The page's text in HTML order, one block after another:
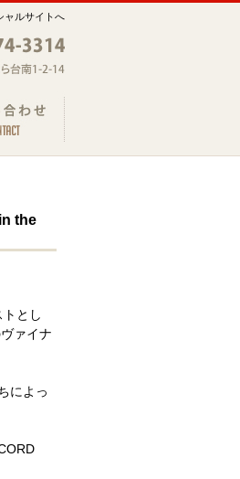
ャルサイトへ
the
とし
ァイナ
によっ